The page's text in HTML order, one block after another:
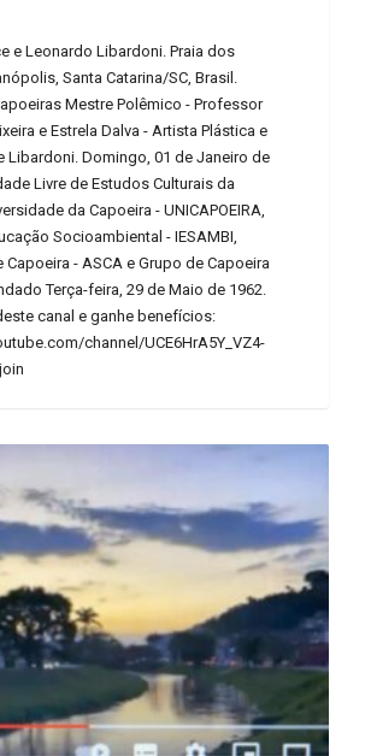
e Leonardo Libardoni. Praia dos
Santa Catarina/SC, Brasil.
Mestre Polêmico - Professor
e Estrela Dalva - Artista Plástica e
Libardoni. Domingo, 01 de Janeiro de
Livre de Estudos Culturais da
da Capoeira - UNICAPOEIRA,
Socioambiental - IESAMBI,
- ASCA e Grupo de Capoeira
Terça-feira, 29 de Maio de 1962.
canal e ganhe benefícios:
channel/UCE6HrA5Y_VZ4-